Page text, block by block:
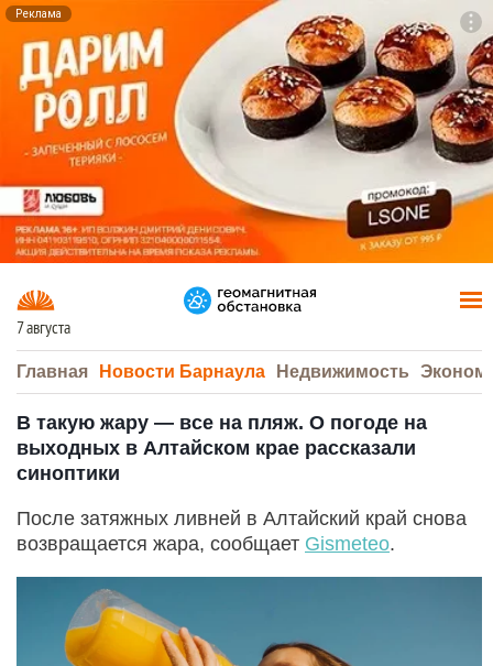
Реклама
7 августа
Главная Новости Барнаула Недвижимость
В такую жару — все на пляж. О погоде на
выходных в Алтайском крае рассказали
синоптики
После затяжных ливней в Алтайский край снова
возвращается жара, сообщает Gismeteo.